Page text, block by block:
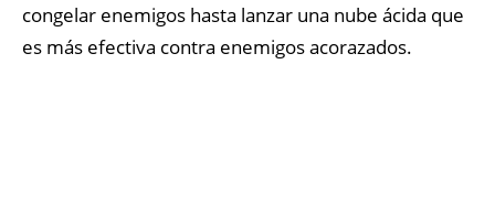
congelar enemigos hasta lanzar una nube ácida que
es más efectiva contra enemigos acorazados.